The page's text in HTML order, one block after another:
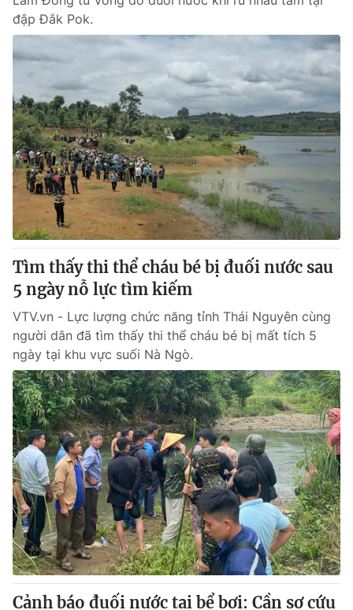
đập Đắk Pok.
Tìm thấy thi thể cháu bé bị đuối nước sau
5 ngày nỗ lực tìm kiếm
VTV.vn - Lực lượng chức năng tỉnh Thái Nguyên cùng
người dân đã tìm thấy thi thể cháu bé bị mất tích 5
ngày tại khu vực suối Nà Ngò.
Cảnh báo đuối nước tại bể bơi: Cần sơ cứu